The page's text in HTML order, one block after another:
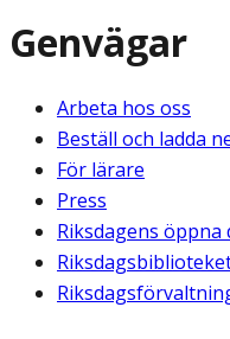
Genvägar
Arbeta hos oss
Beställ och ladda
För lärare
Press
Riksdagens öppna